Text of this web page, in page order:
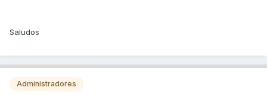
Saludos
Administradores